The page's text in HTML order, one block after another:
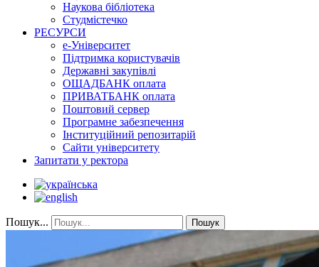
Наукова бібліотека
Студмістечко
РЕСУРСИ
е-Університет
Підтримка користувачів
Державні закупівлі
ОЩАДБАНК оплата
ПРИВАТБАНК оплата
Поштовий сервер
Програмне забезпечення
Інституційний репозитарій
Сайти університету
Запитати у ректора
Пошук... Пошук